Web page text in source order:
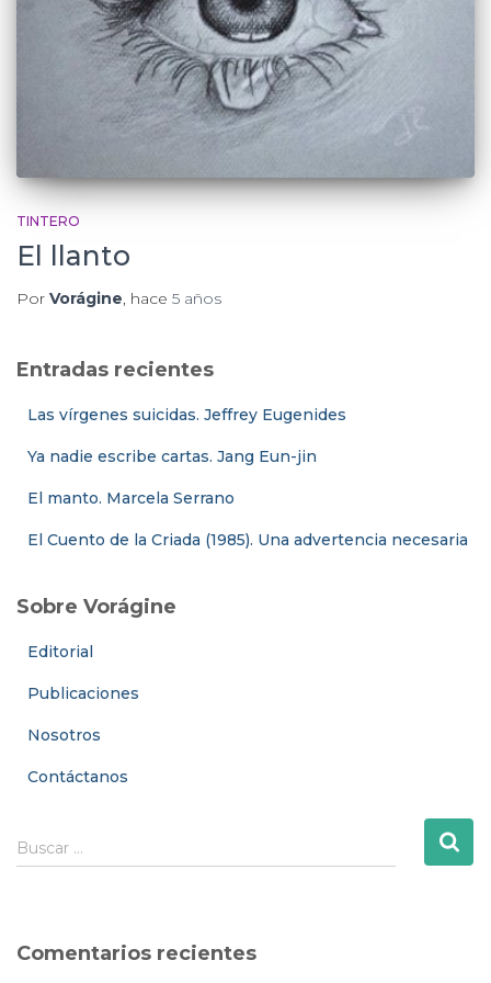
TINTERO
El llanto
Por Vorágine, hace 5 años
Entradas recientes
Las vírgenes suicidas. Jeffrey Eugenides
Ya nadie escribe cartas. Jang Eun-jin
El manto. Marcela Serrano
El Cuento de la Criada (1985). Una advertencia necesaria
Sobre Vorágine
Editorial
Publicaciones
Nosotros
Contáctanos
B
u
r
Buscar …
Comentarios recientes